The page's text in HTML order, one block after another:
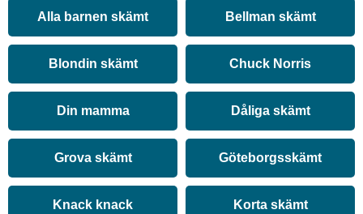
Alla barnen skämt Bellman skämt
Blondin skämt Chuck Norris
Din mamma Dåliga skämt
Grova skämt Göteborgsskämt
Knack knack Korta skämt